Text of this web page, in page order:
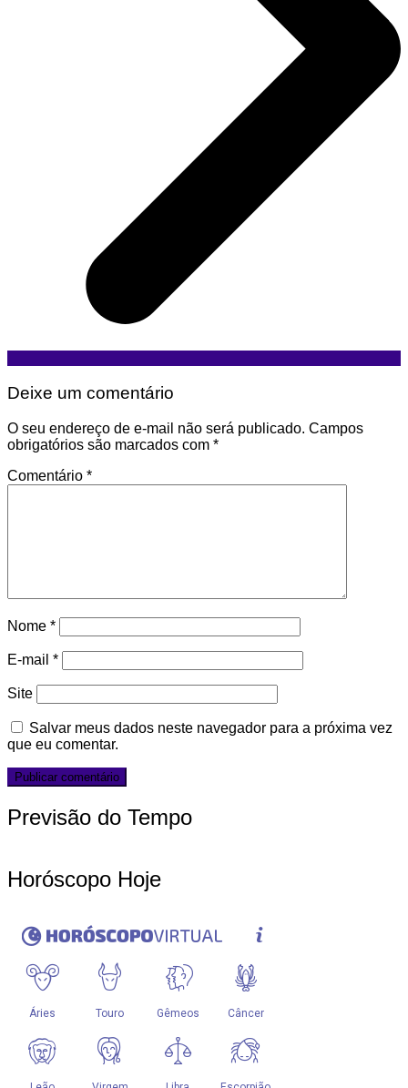
Deixe um comentário
O seu endereço de e-mail não será publicado. Campos
obrigatórios são marcados com *
Comentário *
Nome *
E-mail *
Site
Salvar meus dados neste navegador para a próxima vez
que eu comentar.
Previsão do Tempo
Horóscopo Hoje